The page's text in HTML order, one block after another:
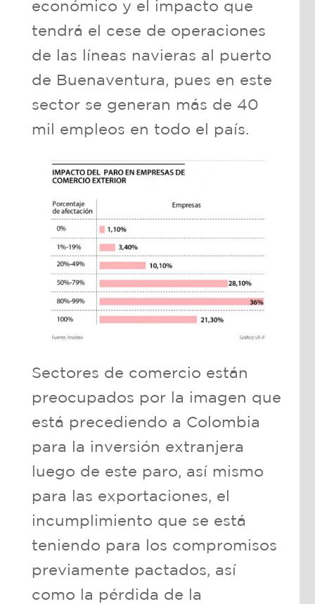
económico y el impacto que
tendrá el cese de operaciones
de las líneas navieras al puerto
de Buenaventura, pues en este
sector se generan más de 40
mil empleos en todo el país.
Sectores de comercio están
preocupados por la imagen que
está precediendo a Colombia
para la inversión extranjera
luego de este paro, así mismo
para las exportaciones, el
incumplimiento que se está
teniendo para los compromisos
previamente pactados, así
como la pérdida de la